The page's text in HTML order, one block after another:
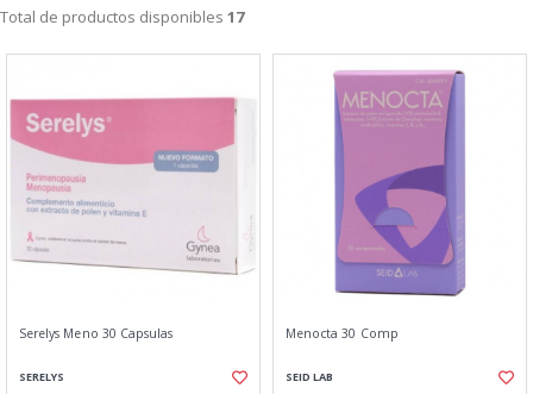
Total de productos disponibles 17
Serelys Meno 30 Capsulas
SERELYS
Menocta 30 Comp
SEID LAB